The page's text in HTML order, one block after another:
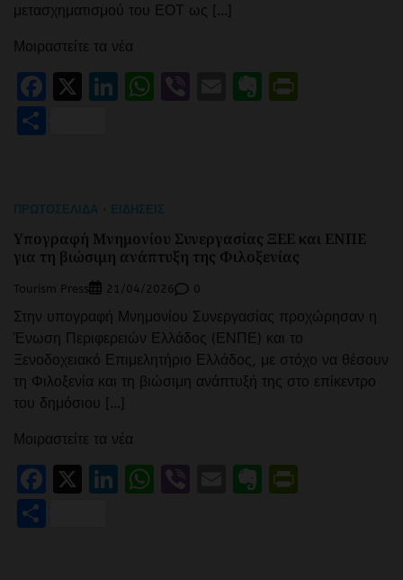
μετασχηματισμού του ΕΟΤ ως […]
Μοιραστείτε τα νέα
Facebook
X LinkedIn
WhatsApp
ViberEmailEvernote
ΠΡΩΤΟΣΈΛΙΔΑ ΕΙΔΉΣΕΙΣ
Υπογραφή Μνημονίου Συνεργασίας ΞΕΕ και ΕΝΠΕ
για τη βιώσιμη ανάπτυξη της Φιλοξενίας
Tourism Press 21/04/2026 0
Στην υπογραφή Μνημονίου Συνεργασίας προχώρησαν η
Ένωση Περιφερειών Ελλάδος (ΕΝΠΕ) και το
Ξενοδοχειακό Επιμελητήριο Ελλάδος, με στόχο να θέσουν
τη Φιλοξενία και τη βιώσιμη ανάπτυξή της στο επίκεντρο
του δημόσιου […]
Μοιραστείτε τα νέα
Facebook
X LinkedIn
WhatsApp
ViberEmailEvernote